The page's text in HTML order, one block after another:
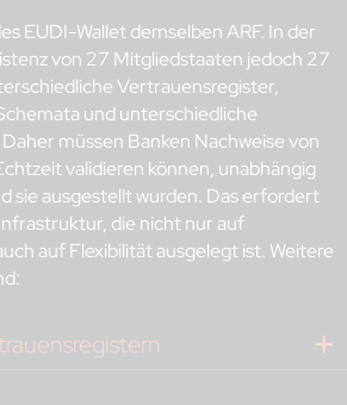
EUDI-Wallet demselben ARF. In der
von 27 Mitgliedstaaten jedoch 27
Vertrauensregister,
und unterschiedliche
müssen Banken Nachweise von
validieren können, unabhängig
sie ausgestellt wurden. Das erfordert
die nicht nur auf
auf Flexibilität ausgelegt ist. Weitere